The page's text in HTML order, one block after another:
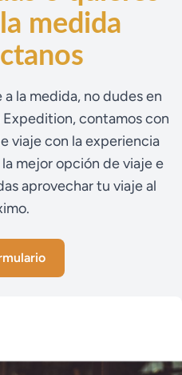
medida
la medida, no dudes en
contamos con
viaje con la experiencia
mejor opción de viaje e
aprovechar tu viaje al